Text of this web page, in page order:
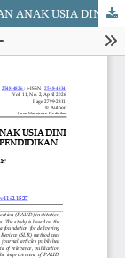
PERAN MANAJEMEN LEMBAGA PENDIDIKAN ANAK USIA DINI TERHADAP PENINGKATAN MUTU LAYANAN PENDIDIKAN